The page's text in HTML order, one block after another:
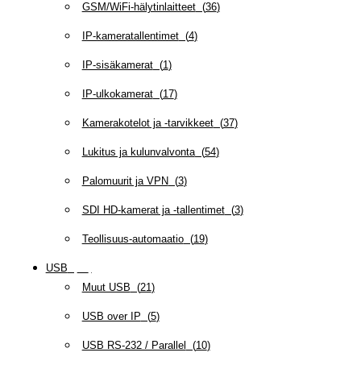
GSM/WiFi-hälytinlaitteet(36)
IP-kameratallentimet(4)
IP-sisäkamerat(1)
IP-ulkokamerat(17)
Kamerakotelot ja -tarvikkeet(37)
Lukitus ja kulunvalvonta(54)
Palomuurit ja VPN (3)
SDI HD-kamerat ja -tallentimet(3)
Teollisuus-automaatio(19)
USB
Muut USB (21)
USB over IP (5)
USB RS-232 / Parallel (10)